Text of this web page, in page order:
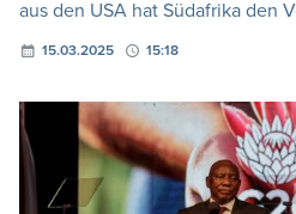
aus den USA hat Südafrika den
15.03.2025 15:18